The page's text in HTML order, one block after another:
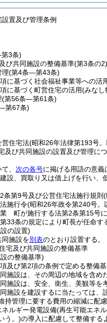
置及び管理条例
3条)
び共同施設の整備基準(第3条の2)
理(第4条―第43条)
に基づく社会福祉事業等への活
に基づく町営住宅の活用(みな
(第56条―第61条)
第67条)
営住宅法(昭和26年法律第193号
及び共同施設の設置及び管理に
、 次の各号に掲げる用語の意義
設、買取り又は借上げを行い、
第9号及び公営住宅法施行規則 (
施行令(昭和26年政令第240号。
町が施行する法第2条第15号に
条の規定により町長が任命す
の設置)
施設を別表のとおり設置する。
宅及び共同施設の整備基準
の整備基準)
及び第2項の条例で定める整備
施設は、その周辺の地域を含め
施設は、安全、衛生、美観等を
施設を建設するに当たっては、
持管理に要する費用の縮減に配慮
ルギー発電設備(再生可能エネ
う。)の導入に配慮して整備する